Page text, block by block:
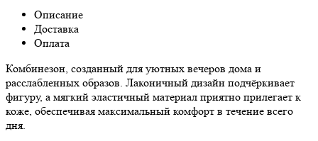
Описание
Доставка
Оплата
Комбинезон, созданный для уютных вечеров дома и
расслабленных образов. Лаконичный дизайн подчёркивает
фигуру, а мягкий эластичный материал приятно прилегает к
коже, обеспечивая максимальный комфорт в течение всего
дня.